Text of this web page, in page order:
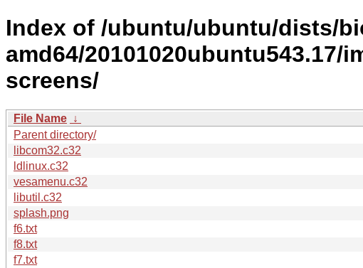
Index of /ubuntu/ubuntu/dists/
amd64/
screens/
File Name ↓
Parent directory/
libcom32.c32
ldlinux.c32
vesamenu.c32
libutil.c32
splash.png
f6.txt
f8.txt
f7.txt